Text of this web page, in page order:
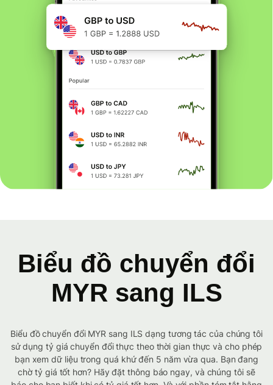
Biểu đồ chuyển đổi
MYR sang ILS
Biểu đồ chuyển đổi MYR sang ILS dạng tương tác của chúng tôi
sử dụng tỷ giá chuyển đổi thực theo thời gian thực và cho phép
bạn xem dữ liệu trong quá khứ đến 5 năm vừa qua. Bạn đang
chờ tỷ giá tốt hơn? Hãy đặt thông báo ngay, và chúng tôi sẽ